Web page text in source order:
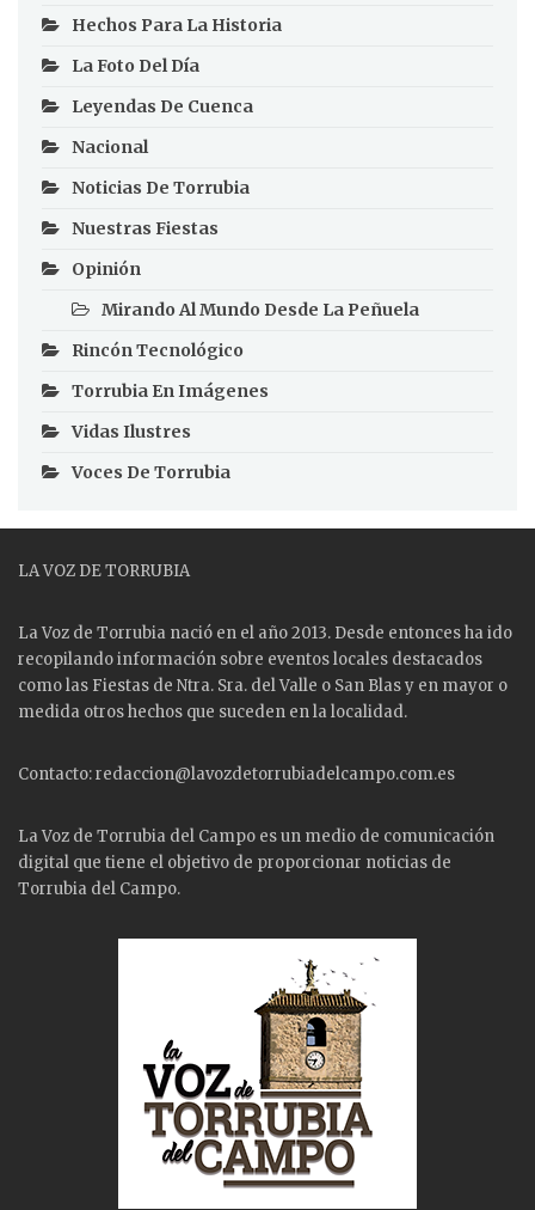
Hechos Para La Historia
La Foto Del Día
Leyendas De Cuenca
Nacional
Noticias De Torrubia
Nuestras Fiestas
Opinión
Mirando Al Mundo Desde La Peñuela
Rincón Tecnológico
Torrubia En Imágenes
Vidas Ilustres
Voces De Torrubia
LA VOZ DE TORRUBIA
La Voz de Torrubia nació en el año 2013. Desde entonces ha ido
recopilando información sobre eventos locales destacados
como las Fiestas de Ntra. Sra. del Valle o San Blas y en mayor o
medida otros hechos que suceden en la localidad.
Contacto: redaccion@lavozdetorrubiadelcampo.com.es
La Voz de Torrubia del Campo es un medio de comunicación
digital que tiene el objetivo de proporcionar noticias de
Torrubia del Campo.